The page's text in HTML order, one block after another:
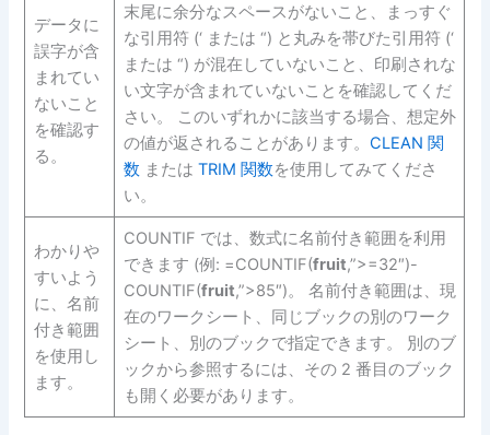
データに
誤字が含
まれてい
ないこと
を確認す
る。
末尾に余分なスペースがないこと、まっすぐ
な引用符 (‘ または “) と丸みを帯びた引用符 (‘
または “) が混在していないこと、印刷されな
い文字が含まれていないことを確認してくだ
さい。 このいずれかに該当する場合、想定外
の値が返されることがあります。 CLEAN 関
数 または TRIM 関数を使用してみてくださ
い。
わかりや
すいよう
に、名前
付き範囲
を使用し
ます。
COUNTIF では、数式に名前付き範囲を利用
できます (例: =COUNTIF(fruit,”>=32″)-
COUNTIF(fruit,”>85″)。 名前付き範囲は、現
在のワークシート、同じブックの別のワーク
シート、別のブックで指定できます。 別のブ
ックから参照するには、その 2 番目のブック
も開く必要があります。